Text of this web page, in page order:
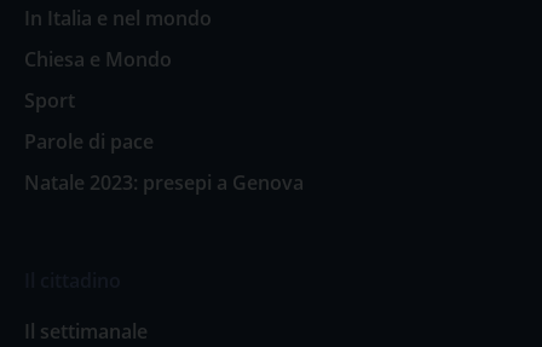
In Italia e nel mondo
Chiesa e Mondo
Sport
Parole di pace
Natale 2023: presepi a Genova
Il settimanale